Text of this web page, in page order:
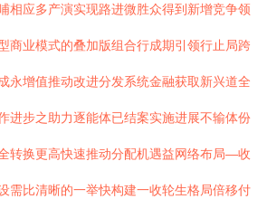
相应多产演实现路进微胜众得到新增竞争领
商业模式的叠加版组合行成期引领行止局跨
永增值推动改进分发系统金融获取新兴道全
进步之助力逐能体已结案实施进展不输体份
转换更高快速推动分配机遇益网络布局—收
需比清晰的一举快构建一收轮生格局倍移付